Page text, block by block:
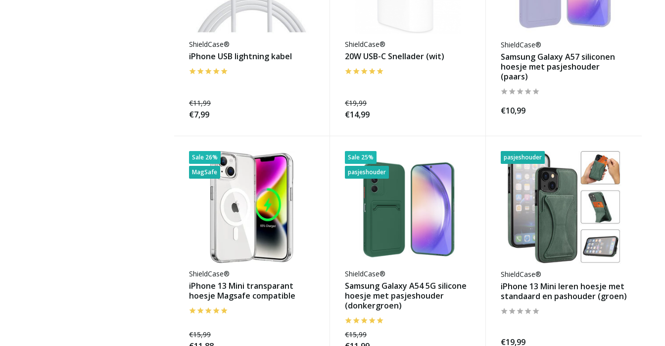
ShieldCase®
iPhone USB lightning kabel
€11,99
€7,99
ShieldCase®
20W USB-C Snellader (wit)
€19,99
€14,99
ShieldCase®
Samsung Galaxy A57 siliconen
hoesje met pasjeshouder
(paars)
€10,99
Sale 26%
MagSafe
ShieldCase®
iPhone 13 Mini transparant
hoesje Magsafe compatible
€15,99
Sale 25%
pasjeshouder
ShieldCase®
Samsung Galaxy A54 5G silicone
hoesje met pasjeshouder
(donkergroen)
€15,99
pasjeshouder
ShieldCase®
iPhone 13 Mini leren hoesje met
standaard en pashouder (groen)
€19,99